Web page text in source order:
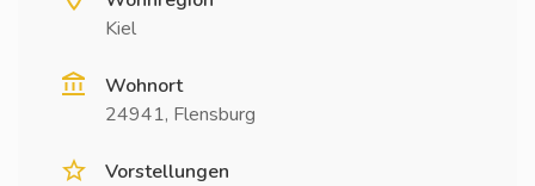
Kiel
Wohnort
24941, Flensburg
Vorstellungen